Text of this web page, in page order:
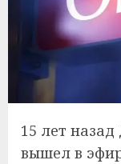
15 лет
вышел в